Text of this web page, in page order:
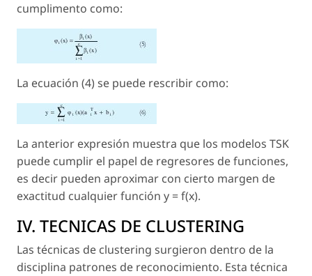
cumplimento como:
La ecuación (4) se puede rescribir como:
La anterior expresión muestra que los modelos TSK
puede cumplir el papel de regresores de funciones,
es decir pueden aproximar con cierto margen de
exactitud cualquier función y = f(x).
IV. TECNICAS DE CLUSTERING
Las técnicas de clustering surgieron dentro de la
disciplina patrones de reconocimiento. Esta técnica